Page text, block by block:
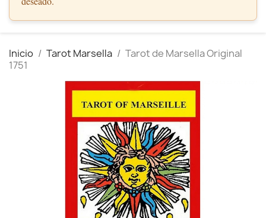
Inicio Tarot Marsella
Tarot de Marsella Original
1751